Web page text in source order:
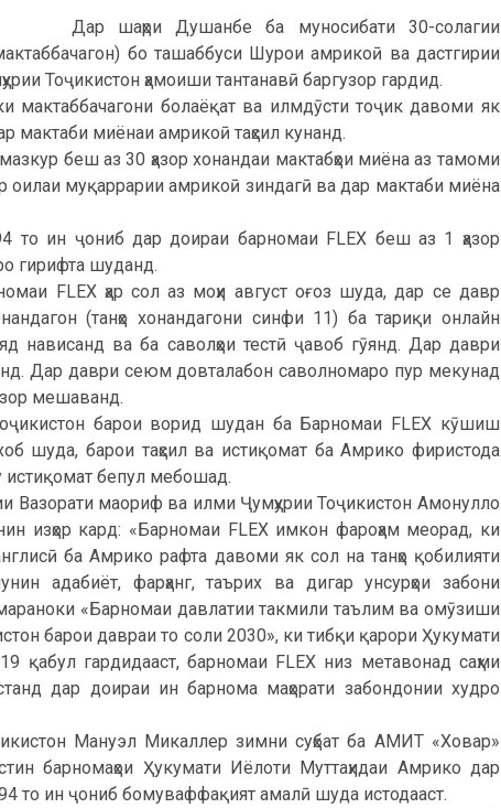
Дар шаҳри Душанбе ба муносибати 30-солагии
бо ташаббуси Шурои амрикоӣ ва дастгирии
Тоҷикистон ҳамоиши тантанавӣ баргузор гардид.
мактаббачагони болаёқат ва илмдӯсти тоҷик давоми як
мактаби миёнаи амрикоӣ таҳсил кунанд.
беш аз 30 ҳазор хонандаи мактабҳои миёна аз тамоми
оилаи муқаррарии амрикоӣ зиндагӣ ва дар мактаби миёна
то ин ҷониб дар доираи барномаи FLEX беш аз 1 ҳазор
гирифта шуданд.
FLEX ҳар сол аз моҳи август оғоз шуда, дар се давр
(танҳо хонандагони синфи 11) ба тариқи онлайн
нависанд ва ба саволҳои тестӣ ҷавоб гӯянд. Дар даври
Дар даври сеюм довталабон саволномаро пур мекунад
мешаванд.
барои ворид шудан ба Барномаи FLEX кӯшиш
шуда, барои таҳсил ва истиқомат ба Амрико фиристода
истиқомат бепул мебошад.
Вазорати маориф ва илми Ҷумҳурии Тоҷикистон Амонулло
изҳор кард: «Барномаи FLEX имкон фароҳам меорад, ки
ба Амрико рафта давоми як сол на танҳо қобилияти
адабиёт, фарҳанг, таърих ва дигар унсурҳои забони
«Барномаи давлатии такмили таълим ва омӯзиши
барои давраи то соли 2030», ки тибқи қарори Ҳукумати
қабул гардидааст, барномаи FLEX низ метавонад саҳми
дар доираи ин барнома маҳорати забондонии худро
Мануэл Микаллер зимни суҳбат ба АМИТ «Ховар»
барномаҳои Ҳукумати Иёлоти Муттаҳидаи Амрико дар
то ин ҷониб бомуваффақият амалӣ шуда истодааст.